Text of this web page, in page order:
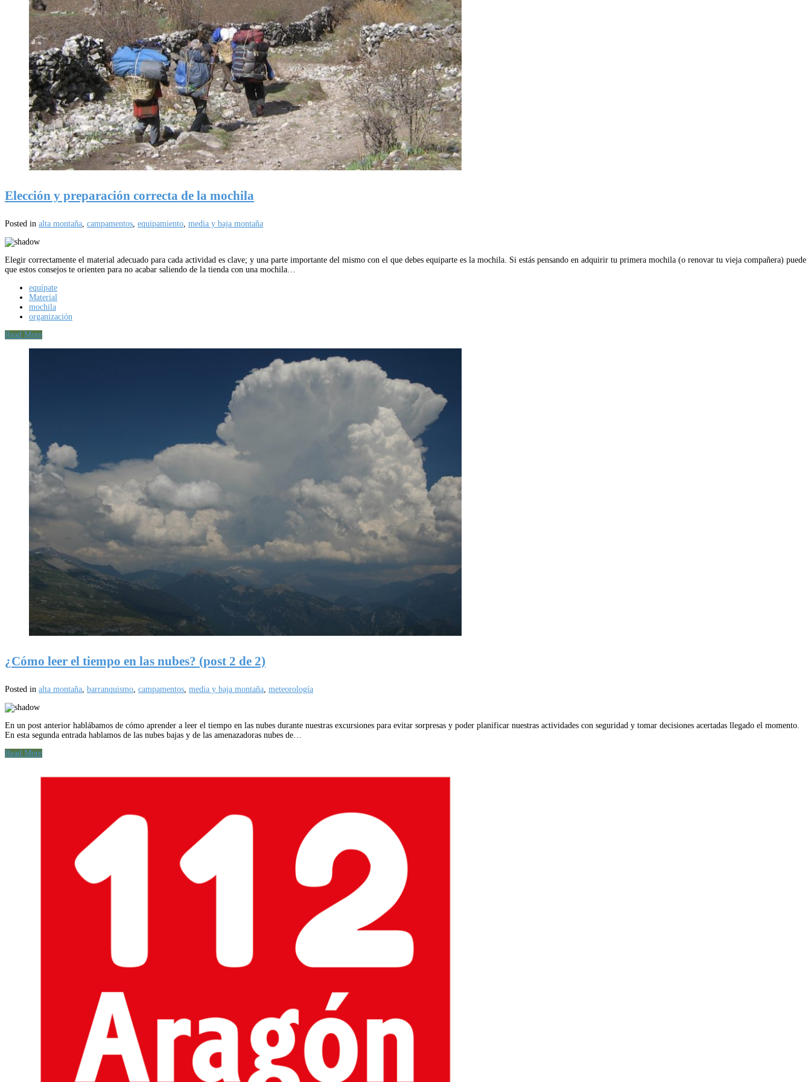
Elección y preparación correcta de la mochila
Posted in alta montaña, campamentos, equipamiento, media y baja montaña
Elegir correctamente el material adecuado para cada actividad es clave; y una parte importante del mismo con el que debes equiparte es la mochila. Si estás pensando en adquirir tu primera mochila (o renovar tu vieja compañera) puede
que estos consejos te orienten para no acabar saliendo de la tienda con una mochila…
equípate
Material
mochila
organización
Read More
¿Cómo leer el tiempo en las nubes? (post 2 de 2)
Posted in alta montaña, barranquismo, campamentos, media y baja montaña, meteorología
En un post anterior hablábamos de cómo aprender a leer el tiempo en las nubes durante nuestras excursiones para evitar sorpresas y poder planificar nuestras actividades con seguridad y tomar decisiones acertadas llegado el momento.
En esta segunda entrada hablamos de las nubes bajas y de las amenazadoras nubes de…
Read More